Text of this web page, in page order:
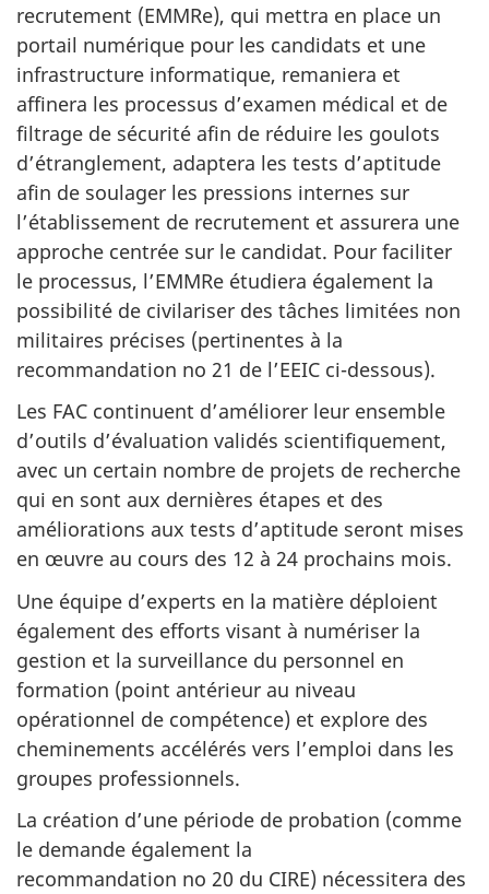
recrutement (EMMRe), qui mettra en place un
portail numérique pour les candidats et une
infrastructure informatique, remaniera et
affinera les processus d’examen médical et de
filtrage de sécurité afin de réduire les goulots
d’étranglement, adaptera les tests d’aptitude
afin de soulager les pressions internes sur
l’établissement de recrutement et assurera une
approche centrée sur le candidat. Pour faciliter
le processus, l’EMMRe étudiera également la
possibilité de civilariser des tâches limitées non
militaires précises (pertinentes à la
recommandation no 21 de l’EEIC ci-dessous).
Les FAC continuent d’améliorer leur ensemble
d’outils d’évaluation validés scientifiquement,
avec un certain nombre de projets de recherche
qui en sont aux dernières étapes et des
améliorations aux tests d’aptitude seront mises
en œuvre au cours des 12 à 24 prochains mois.
Une équipe d’experts en la matière déploient
également des efforts visant à numériser la
gestion et la surveillance du personnel en
formation (point antérieur au niveau
opérationnel de compétence) et explore des
cheminements accélérés vers l’emploi dans les
groupes professionnels.
La création d’une période de probation (comme
le demande également la
recommandation no 20 du CIRE) nécessitera des